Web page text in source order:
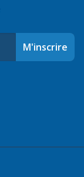
M'inscrire